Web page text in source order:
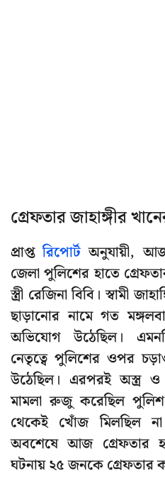
গ্রেফতার জাহাঙ্গীর খানের
প্রাপ্তরিপোর্ট অনুযায়ী,
জেলা পুলিশের হাতে
স্ত্রী রেজিনা বিবি। স্বামী
ছাড়ানোর নামে গত
অভিযোগ উঠেছিল।
নেতৃত্বে পুলিশের ওপর
উঠেছিল। এরপরই অস্ত্র
মামলা রুজু করেছিল
থেকেই খোঁজ মিলছিল না
অবশেষে আজ গ্রেফতার
ঘটনায় ২৫ জনকে গ্রেফতার